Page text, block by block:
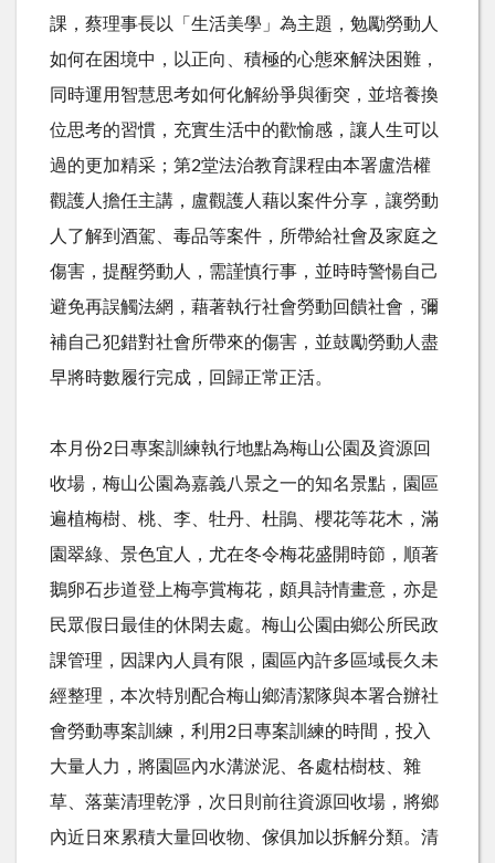
課，蔡理事長以「生活美學」為主題，勉勵勞動人
如何在困境中，以正向、積極的心態來解決困難，
同時運用智慧思考如何化解紛爭與衝突，並培養換
位思考的習慣，充實生活中的歡愉感，讓人生可以
過的更加精采；第2堂法治教育課程由本署盧浩權
觀護人擔任主講，盧觀護人藉以案件分享，讓勞動
人了解到酒駕、毒品等案件，所帶給社會及家庭之
傷害，提醒勞動人，需謹慎行事，並時時警愓自己
避免再誤觸法網，藉著執行社會勞動回饋社會，彌
補自己犯錯對社會所帶來的傷害，並鼓勵勞動人盡
早將時數履行完成，回歸正常正活。
本月份2 日專案訓練執行地點為梅山公園及資源回
收場，梅山公園為嘉義八景之一的知名景點，園區
遍植梅樹、桃、李、牡丹、杜鵑、櫻花等花木，滿
園翠綠、景色宜人，尤在冬令梅花盛開時節，順著
鵝卵石步道登上梅亭賞梅花，頗具詩情畫意，亦是
民眾假日最佳的休閑去處。梅山公園由鄉公所民政
課管理，因課內人員有限，園區內許多區域長久未
經整理，本次特別配合梅山鄉清潔隊與本署合辦社
會勞動專案訓練，利用 2 日專案訓練的時間，投入
大量人力，將園區內水溝淤泥、各處枯樹枝、雜
草、落葉清理乾淨，次日則前往資源回收場，將鄉
內近日來累積大量回收物、傢俱加以拆解分類。清